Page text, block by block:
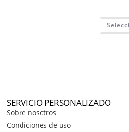
SERVICIO PERSONALIZADO
Sobre nosotros
Condiciones de uso